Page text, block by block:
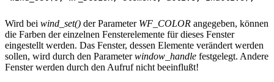
Wird bei wind_set() der Parameter WF_COLOR angegeben, können
die Farben der einzelnen Fensterelemente für dieses Fenster
eingestellt werden. Das Fenster, dessen Elemente verändert werden
sollen, wird durch den Parameterwindow_handle festgelegt. Andere
Fenster werden durch den Aufruf nicht beeinflußt!